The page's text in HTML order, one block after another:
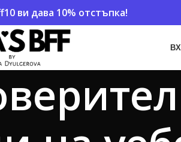
ви дава 10% отстъпка!